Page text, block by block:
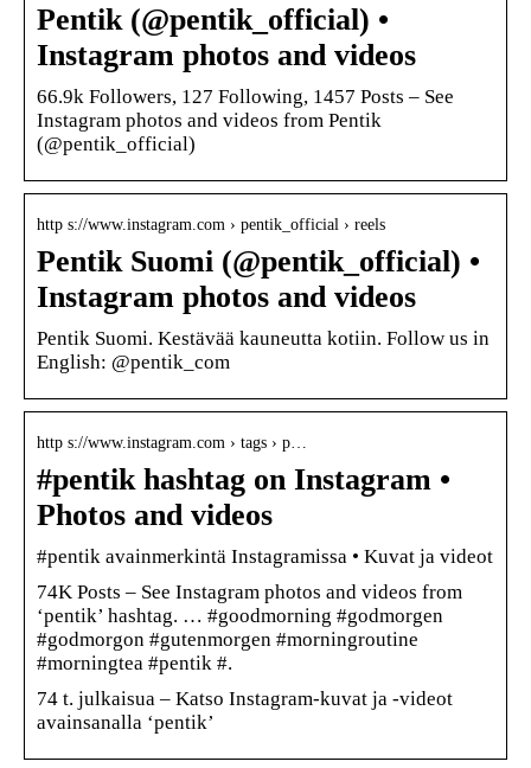
Pentik (@pentik_official) •
Instagram photos and videos
66.9k Followers, 127 Following, 1457 Posts – See
Instagram photos and videos from Pentik
(@pentik_official)
http s://www.instagram.com › pentik_official › reels
Pentik Suomi (@pentik_official) •
Instagram photos and videos
Pentik Suomi. Kestävää kauneutta kotiin. Follow us in
English: @pentik_com
http s://www.instagram.com › tags › p…
#pentik hashtag on Instagram •
Photos and videos
#pentik avainmerkintä Instagramissa • Kuvat ja videot
74K Posts – See Instagram photos and videos from
‘pentik’ hashtag. … #goodmorning #godmorgen
#godmorgon #gutenmorgen #morningroutine
#morningtea #pentik #.
74 t. julkaisua – Katso Instagram-kuvat ja -videot
avainsanalla ‘pentik’